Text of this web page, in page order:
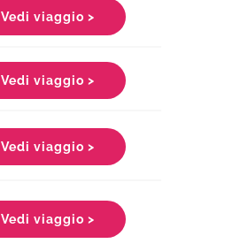
Vedi viaggio >
Vedi viaggio >
Vedi viaggio >
Vedi viaggio >